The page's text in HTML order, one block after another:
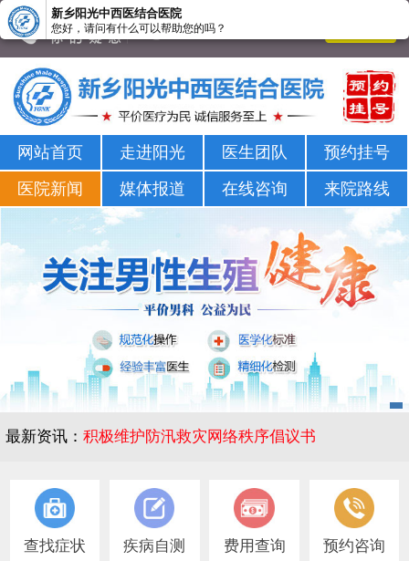
新乡男科医院-新乡市正规男科医院-新乡阳光男科医院
网站首页 走进阳光 医生团队
预约挂号
医院新闻
媒体报道 在线咨询 来院路线
最新资讯： 积极维护防汛救灾网络秩序倡议书
查找症状 疾病自测 费用查询 预约咨询
新乡阳光中西医结合医院
您好，请问有什么可以帮助您的吗？